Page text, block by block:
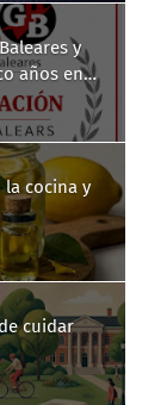
y
años en
de les Illes
la cocina y
cuidar